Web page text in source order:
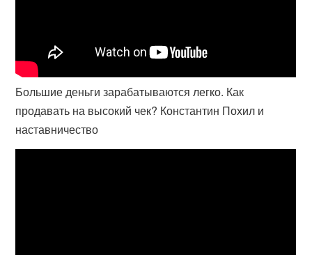
Большие деньги зарабатываются легко. Как
продавать на высокий чек? Константин Похил и
наставничество